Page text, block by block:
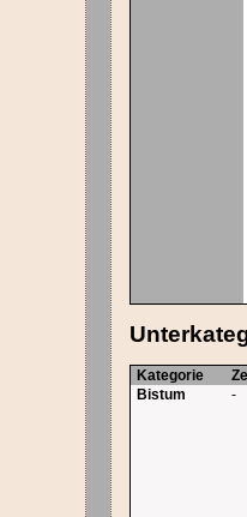
Kategorie
Bistum
-